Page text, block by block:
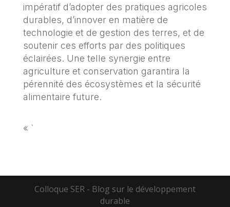
impératif d’adopter des pratiques agricoles
durables, d’innover en matière de
technologie et de gestion des terres, et de
soutenir ces efforts par des politiques
éclairées. Une telle synergie entre
agriculture et conservation garantira la
pérennité des écosystèmes et la sécurité
alimentaire future.
« `
Colloque SER - Blog sur le développement
durable